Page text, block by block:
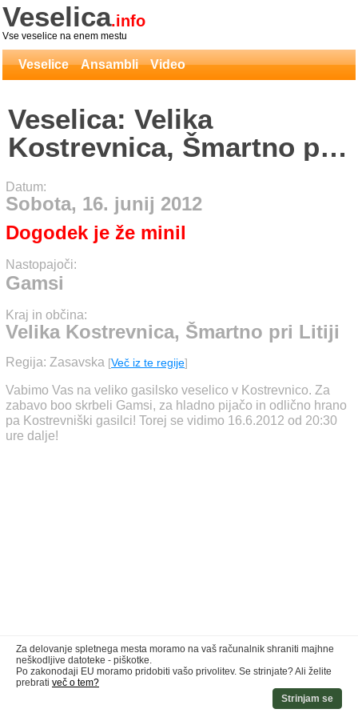
Veselica.info
Vse veselice na enem mestu
Veselice Ansambli Video
Veselica: Velika
Kostrevnica, Šmartno pri
Litiji - Gamsi
Datum:
Sobota, 16. junij 2012
Dogodek je že minil
Nastopajoči:
Gamsi
Kraj in občina:
Velika Kostrevnica, Šmartno pri Litiji
Regija: Zasavska [Več iz te regije]
Vabimo Vas na veliko gasilsko veselico v Kostrevnico. Za
zabavo boo skrbeli Gamsi, za hladno pijačo in odlično hrano
pa Kostrevniški gasilci! Torej se vidimo 16.6.2012 od 20:30
ure dalje!
Za delovanje spletnega mesta moramo na vaš računalnik shraniti majhne
neškodljive datoteke - piškotke.
Po zakonodaji EU moramo pridobiti vašo privolitev. Se strinjate? Ali želite
prebrati več o tem?
Strinjam se